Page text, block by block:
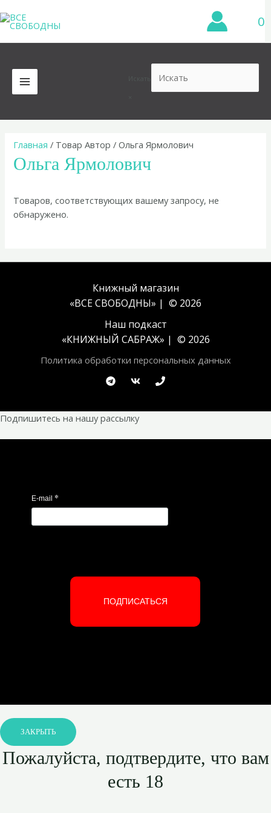
к
содержимому
0
MAIN
MENU
Главная / Товар Автор / Ольга Ярмолович
Ольга Ярмолович
Товаров, соответствующих вашему запросу, не
обнаружено.
Книжный магазин
«ВСЕ СВОБОДНЫ» | © 2026
Наш подкаст
«КНИЖНЫЙ САБРАЖ» | © 2026
Политика обработки персональных данных
Подпишитесь на нашу рассылку
E-mail *
ПОДПИСАТЬСЯ
ЗАКРЫТЬ
Пожалуйста, подтвердите, что вам
есть 18